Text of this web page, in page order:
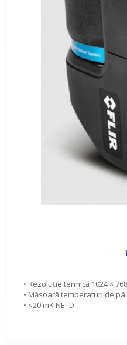
• Rezoluție termică 1024 × 768
• Măsoară temperaturi de
• <20 mK NETD